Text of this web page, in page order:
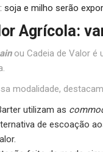
soja e milho serão
Agrícola:
ou Cadeia de Valor é
modalidade,
utilizam as
de escoação